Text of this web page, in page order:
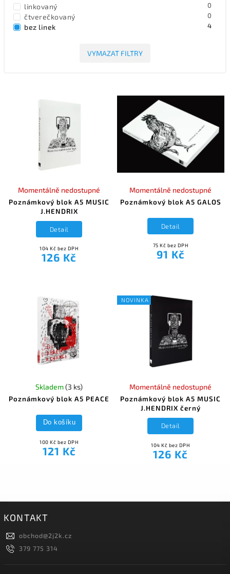
linkovaný 0
čtverečkovaný 0
bez linek 4
VYMAZAT FILTRY
Poznámkový blok A5 MUSIC
J.HENDRIX
Momentálně nedostupné
104 Kč bez DPH
126 Kč
Detail
Poznámkový blok A5 GALOS
Momentálně nedostupné
75 Kč bez DPH
91 Kč
Detail
Poznámkový blok A5 PEACE
Skladem(3 ks)
100 Kč bez DPH
121 Kč
Do košíku
NOVINKA
Poznámkový blok A5 MUSIC
J.HENDRIX černý
Momentálně nedostupné
104 Kč bez DPH
126 Kč
Detail
KONTAKT
obchod@2j2k.cz
379 775 314